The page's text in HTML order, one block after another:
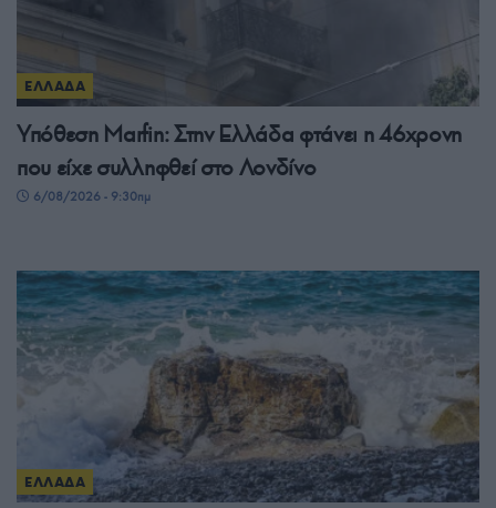
ΕΛΛΑΔΑ
Υπόθεση Μarfin: Στην Ελλάδα φτάνει η 46χρονη
που είχε συλληφθεί στο Λονδίνο
6/08/2026 - 9:30πμ
ΕΛΛΑΔΑ